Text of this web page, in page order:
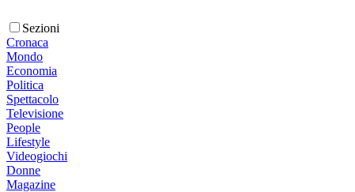
Sezioni
Cronaca
Mondo
Economia
Politica
Spettacolo
Televisione
People
Lifestyle
Videogiochi
Donne
Magazine